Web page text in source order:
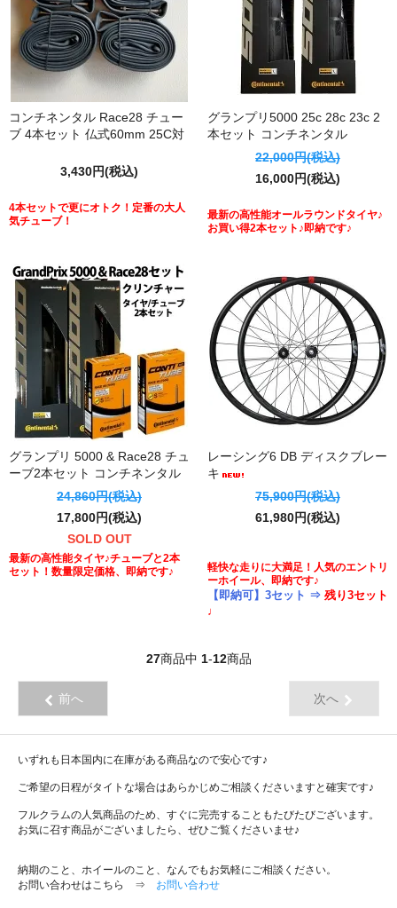
コンチネンタル Race28 チュー
ブ 4本セット 仏式60mm 25C対
3,430円(税込)
4本セットで更にオトク！定番の大人
気チューブ！
グランプリ5000 25c 28c 23c 2
本セット コンチネンタル
22,000円(税込)
16,000円(税込)
最新の高性能オールラウンドタイヤ♪
お買い得2本セット♪即納です♪
グランプリ 5000 & Race28 チュ
ーブ2本セット コンチネンタル
24,860円(税込)
17,800円(税込)
SOLD OUT
最新の高性能タイヤ♪チューブと2本
セット！数量限定価格、即納です♪
レーシング6 DB ディスクブレー
キ
75,900円(税込)
61,980円(税込)
軽快な走りに大満足！人気のエントリ
ーホイール、即納です♪
【即納可】3セット ⇒ 残り3セット
♩
27商品中 1-12商品
前へ 次へ
いずれも日本国内に在庫がある商品なので安心です♪
ご希望の日程がタイトな場合はあらかじめご相談くださいますと確実です♪
フルクラムの人気商品のため、すぐに完売することもたびたびございます。
お気に召す商品がございましたら、ぜひご覧くださいませ♪
納期のこと、ホイールのこと、なんでもお気軽にご相談ください。
お問い合わせはこちら ⇒ お問い合わせ